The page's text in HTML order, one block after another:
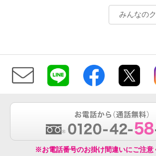
みんなの
※お電話番号のお掛け間違いにご注意